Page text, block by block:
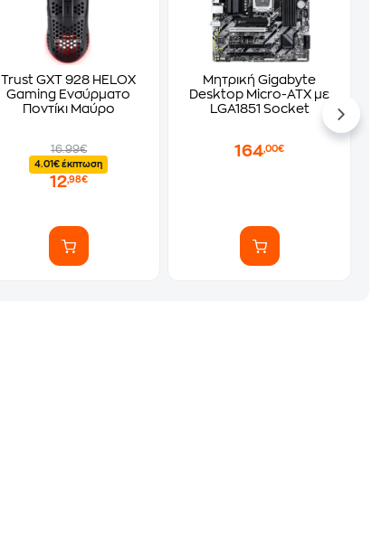
Trust GXT 928 HELOX
Gaming Ενσύρματο
Ποντίκι Μαύρο
16.99€
4.01€ έκπτωση
12,98€
Μητρική Gigabyte
Desktop Micro-ATX με
LGA1851 Socket
164,00€